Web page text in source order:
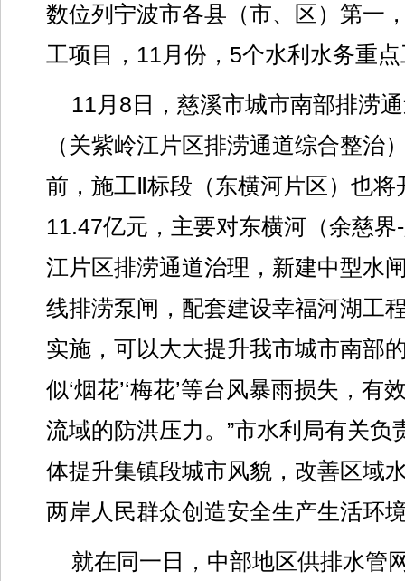
数位列宁波市各县（市、区）第一
工项目，11月份，5个水利水务重
11月8日，慈溪市城市南部排涝
（关紫岭江片区排涝通道综合整治
前，施工Ⅱ标段（东横河片区）也
11.47亿元，主要对东横河（余慈
江片区排涝通道治理，新建中型水
线排涝泵闸，配套建设幸福河湖工
实施，可以大大提升我市城市南部
似‘烟花’‘梅花’等台风暴雨损失，有
流域的防洪压力。”市水利局有关负
体提升集镇段城市风貌，改善区域
两岸人民群众创造安全生产生活环
就在同一日，中部地区供排水管